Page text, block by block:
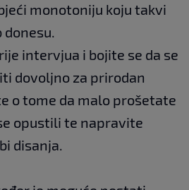
monotoniju koju takvi
intervjua i bojite se da se
dovoljno za prirodan
o tome da malo prošetate
opustili te napravite
disanja.